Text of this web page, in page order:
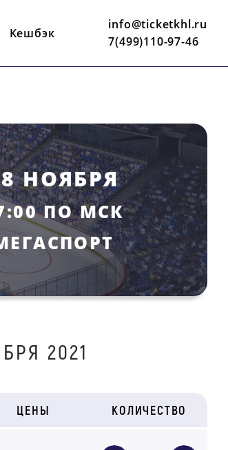
Кешбэк
info@ticketkhl.ru
7(499)110-97-46
НОЯБРЯ
ПО МСК
2021
ЦЕНЫ КОЛИЧЕСТВО